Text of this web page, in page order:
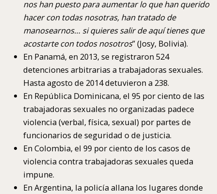
nos han puesto para aumentar lo que han querido
hacer con todas nosotras, han tratado de
manosearnos… si quieres salir de aquí tienes que
acostarte con todos nosotros” (Josy, Bolivia).
En Panamá, en 2013, se registraron 524
detenciones arbitrarias a trabajadoras sexuales.
Hasta agosto de 2014 detuvieron a 238.
En República Dominicana, el 95 por ciento de las
trabajadoras sexuales no organizadas padece
violencia (verbal, física, sexual) por partes de
funcionarios de seguridad o de justicia.
En Colombia, el 99 por ciento de los casos de
violencia contra trabajadoras sexuales queda
impune.
En Argentina, la policía allana los lugares donde